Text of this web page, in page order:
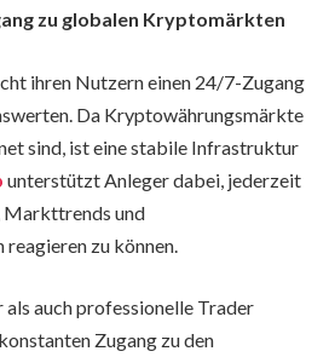
zu globalen Kryptomärkten
ihren Nutzern einen 24/7-Zugang
Da Kryptowährungsmärkte
sind, ist eine stabile Infrastruktur
unterstützt Anleger dabei, jederzeit
Markttrends und
zu können.
auch professionelle Trader
Zugang zu den